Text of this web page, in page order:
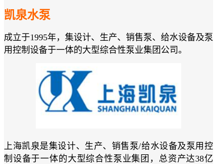
凯泉水泵
成立于1995年，集设计、生产、销售泵、给水设备及泵
用控制设备于一体的大型综合性泵业集团公司。
上海凯泉是集设计、生产、销售泵/给水设备及泵用控
制设备于一体的大型综合性泵业集团，总资产达38亿